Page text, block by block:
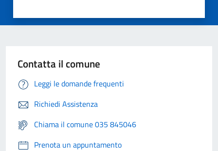
Contatta il comune
Leggi le domande frequenti
Richiedi Assistenza
Chiama il comune 035 845046
Prenota un appuntamento